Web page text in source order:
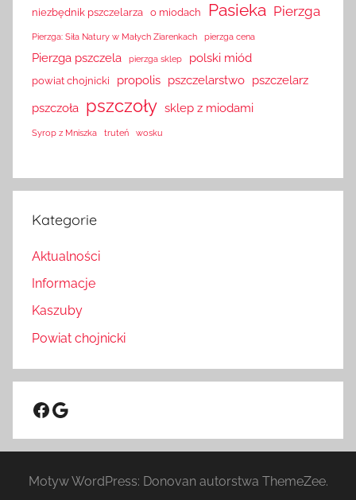
niezbędnik pszczelarza o miodach Pasieka Pierzga
Pierzga: Siła Natury w Małych Ziarenkach pierzga cena
Pierzga pszczela pierzga sklep polski miód
powiat chojnicki propolis pszczelarstwo pszczelarz
pszczoła pszczoły sklep z miodami
Syrop z Mniszka truteń wosku
Kategorie
Aktualności
Informacje
Kaszuby
Powiat chojnicki
Facebook
Google
Motyw WordPress: Donovan autorstwa ThemeZee.